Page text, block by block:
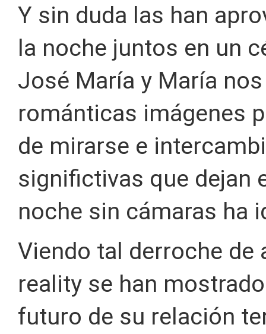
Y sin duda las han
la noche juntos en un
José María y María
románticas imágenes
de mirarse e
significtivas que dejan
noche sin cámaras ha
Viendo tal derroche de
reality se han
futuro de su relación